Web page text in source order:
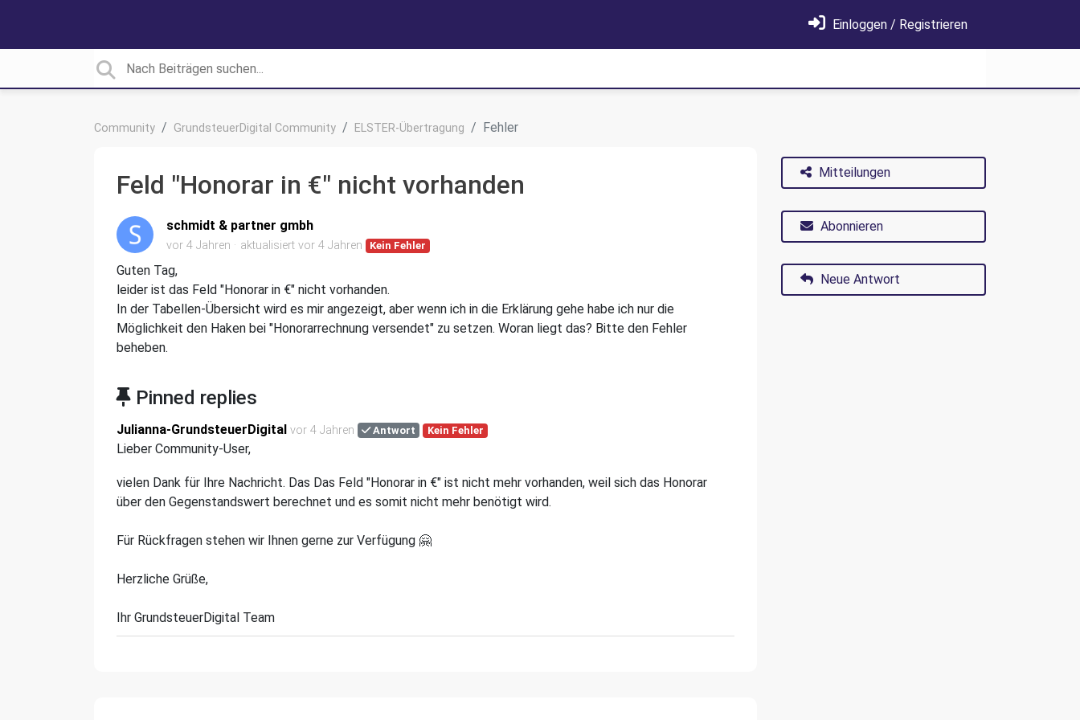
Einloggen / Registrieren
Community GrundsteuerDigital Community ELSTER-Übertragung Fehler
Feld "Honorar in €" nicht vorhanden
schmidt & partner gmbh
vor 4 Jahren aktualisiert vor 4 Jahren Kein Fehler
Guten Tag,
leider ist das Feld "Honorar in €" nicht vorhanden.
In der Tabellen-Übersicht wird es mir angezeigt, aber wenn ich in die Erklärung gehe habe ich nur die
Möglichkeit den Haken bei "Honorarrechnung versendet" zu setzen. Woran liegt das? Bitte den Fehler
beheben.
Pinned replies
Julianna-GrundsteuerDigital vor 4 Jahren Antwort Kein Fehler
Lieber Community-User,
vielen Dank für Ihre Nachricht. Das Das Feld "Honorar in €" ist nicht mehr vorhanden, weil sich das Honorar
über den Gegenstandswert berechnet und es somit nicht mehr benötigt wird.
Für Rückfragen stehen wir Ihnen gerne zur Verfügung 🤗
Herzliche Grüße,
Ihr GrundsteuerDigital Team
Mitteilungen
Abonnieren
Neue Antwort